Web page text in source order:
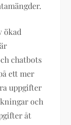
ökad
chatbots
ett mer
uppgifter
och
åt